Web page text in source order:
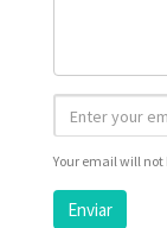
Your email will not
Enviar